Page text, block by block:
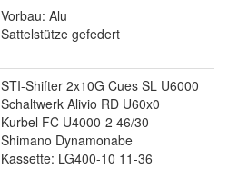
Vorbau: Alu
Sattelstütze gefedert
STI-Shifter 2x10G Cues SL U6000
Schaltwerk Alivio RD U60x0
Kurbel FC U4000-2 46/30
Shimano Dynamonabe
Kassette: LG400-10 11-36